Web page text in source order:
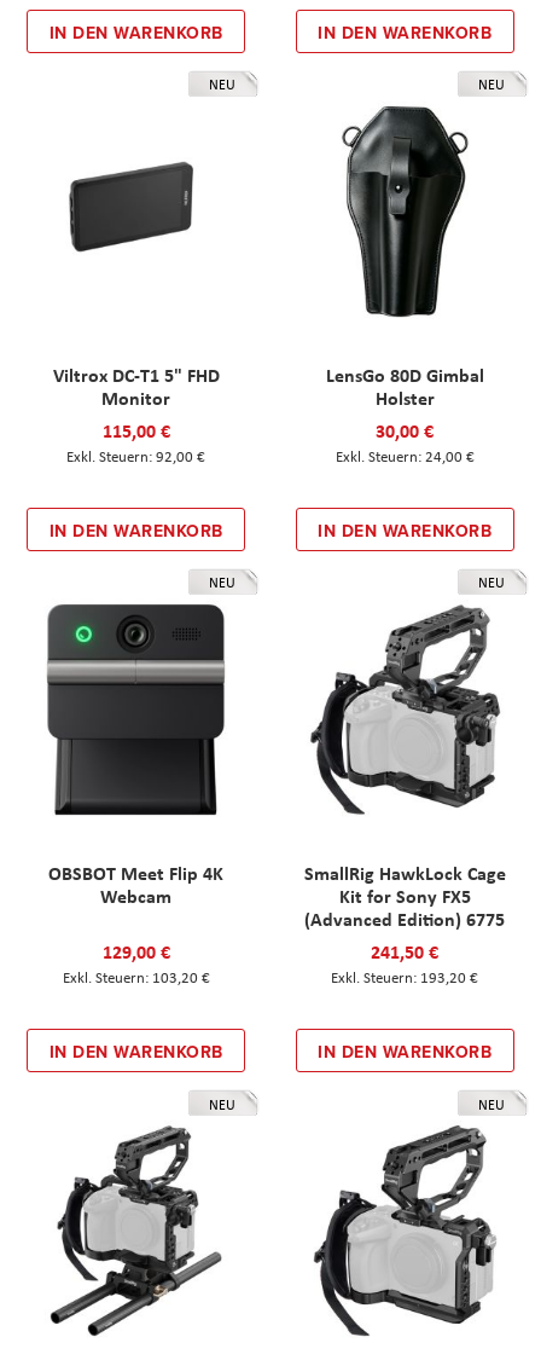
IN DEN WARENKORB IN DEN WARENKORB
NEU
Viltrox DC-T1 5" FHD
Monitor
115,00 €
92,00 €
IN DEN WARENKORB
NEU
LensGo 80D Gimbal
Holster
30,00 €
24,00 €
IN DEN WARENKORB
NEU
OBSBOT Meet Flip 4K
Webcam
129,00 €
103,20 €
IN DEN WARENKORB
NEU
SmallRig HawkLock Cage
Kit for Sony FX5
(Advanced Edition) 6775
241,50 €
193,20 €
IN DEN WARENKORB
NEU NEU